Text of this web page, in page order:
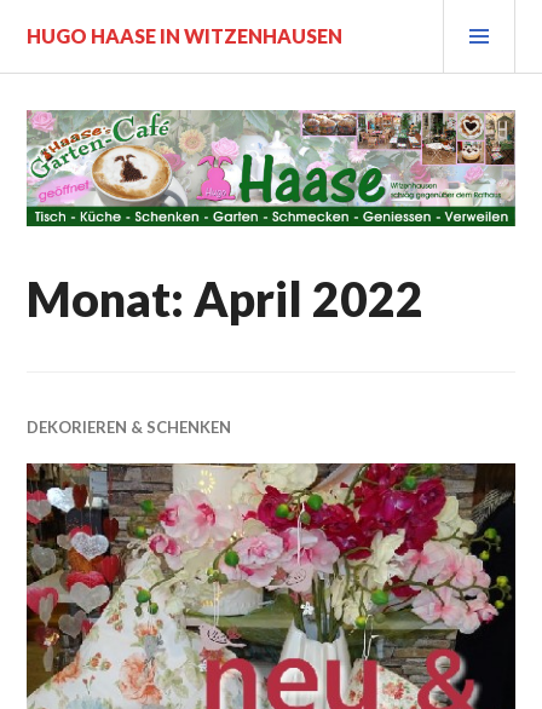
Inhalt
springen
HUGO HAASE IN WITZENHAUSEN
Monat: April 2022
DEKORIEREN & SCHENKEN